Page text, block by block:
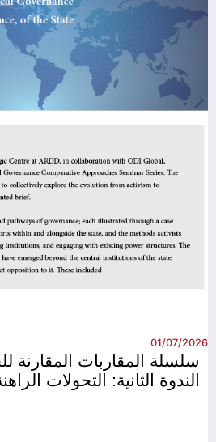
01/07/2026
سلسلة المقاربات المقارنة
الندوة الثانية: التحولات